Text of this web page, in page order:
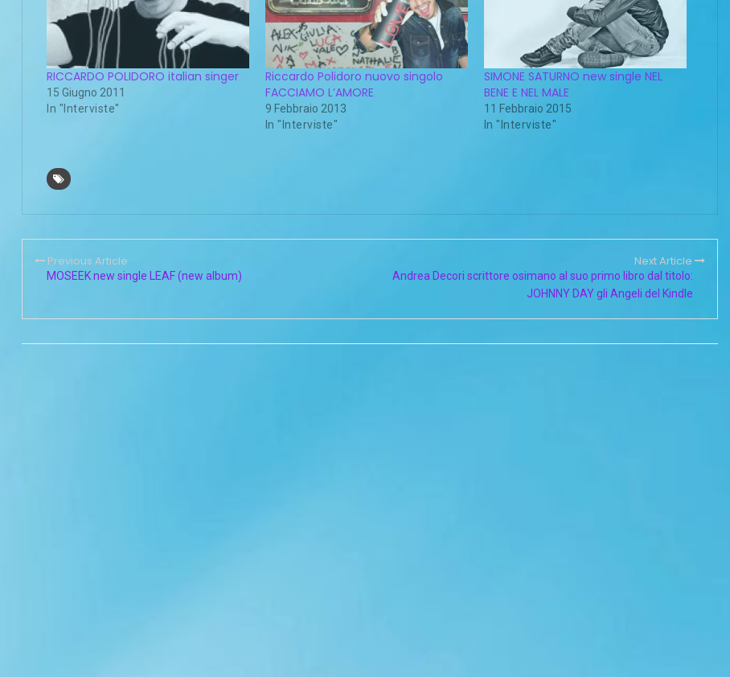
RICCARDO POLIDORO italian singer
15 Giugno 2011
In "Interviste"
Riccardo Polidoro nuovo singolo
FACCIAMO L’AMORE
9 Febbraio 2013
In "Interviste"
SIMONE SATURNO new single NEL
BENE E NEL MALE
11 Febbraio 2015
In "Interviste"
Previous Article
MOSEEK new single LEAF (new album)
Next Article
Andrea Decori scrittore osimano al suo primo libro dal titolo:
JOHNNY DAY gli Angeli del Kindle